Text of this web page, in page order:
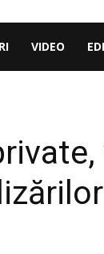
VIDEO